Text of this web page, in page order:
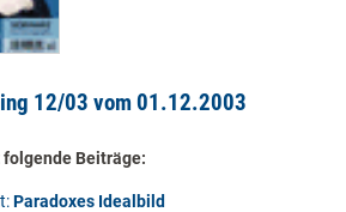
12/03 vom 01.12.2003
Beiträge:
Paradoxes Idealbild